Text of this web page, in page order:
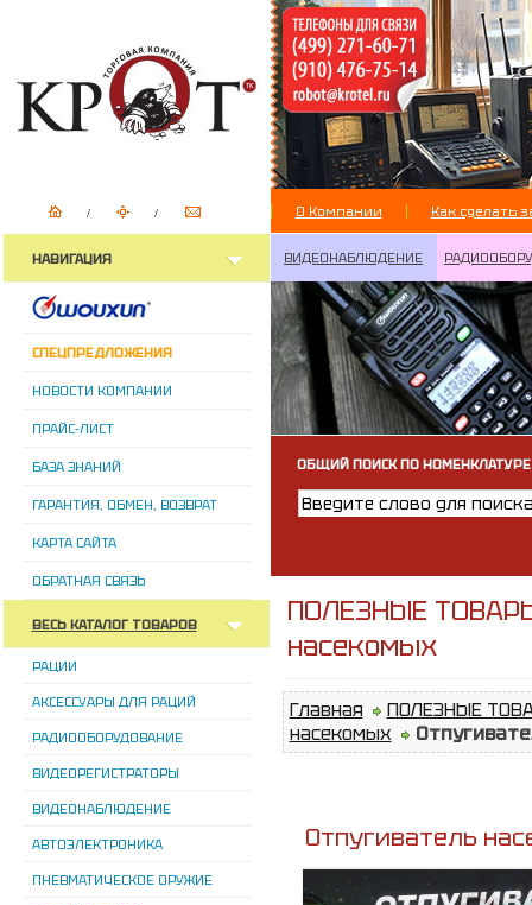
О Компании Как сделать
НАВИГАЦИЯ
СПЕЦПРЕДЛОЖЕНИЯ
НОВОСТИ КОМПАНИИ
ПРАЙС-ЛИСТ
БАЗА ЗНАНИЙ
ГАРАНТИЯ, ОБМЕН, ВОЗВРАТ
КАРТА САЙТА
ОБРАТНАЯ СВЯЗЬ
ВЕСЬ КАТАЛОГ ТОВАРОВ
РАЦИИ
АКСЕССУАРЫ ДЛЯ РАЦИЙ
РАДИООБОРУДОВАНИЕ
ВИДЕОРЕГИСТРАТОРЫ
ВИДЕОНАБЛЮДЕНИЕ
АВТОЭЛЕКТРОНИКА
ПНЕВМАТИЧЕСКОЕ ОРУЖИЕ
ВИДЕОНАБЛЮДЕНИЕ
ОБЩИЙ ПОИСК ПО НОМЕНКЛАТУРЕ
ПОЛЕЗНЫЕ
насекомых
Главная
ПОЛЕЗНЫЕ
насекомых
Отпугиватель